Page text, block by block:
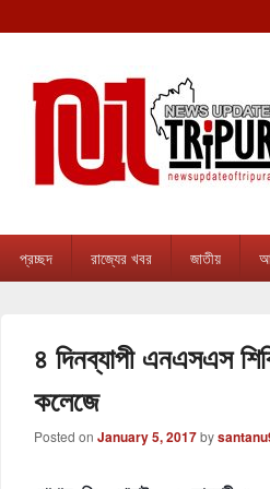
প্রচ্ছদ রাজ্যের খবর জাতীয়
৪ দিনব্যাপী এনএসএস
কলেজে
Posted on January 5, 2017by